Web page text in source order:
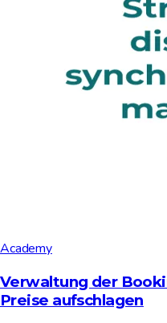
Academy
Verwaltung der
Preise aufschlagen